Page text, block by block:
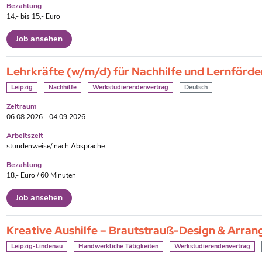
Bezahlung
14,- bis 15,- Euro
Job ansehen
Lehrkräfte (w/m/d) für Nachhilfe und
Leipzig Nachhilfe Werkstudierendenvertrag Deutsch
Zeitraum
06.08.2026 - 04.09.2026
Arbeitszeit
stundenweise/ nach Absprache
Bezahlung
18,- Euro / 60 Minuten
Job ansehen
Kreative Aushilfe – Brautstrauß-Design &
Leipzig-Lindenau Handwerkliche Tätigkeiten Werkstudierendenvertrag